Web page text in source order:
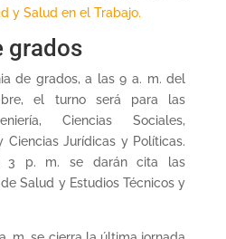
y Salud en el Trabajo.
grados
de grados, a las 9 a. m. del
el turno será para las
Ciencias Sociales,
Ciencias Jurídicas y Políticas.
3 p. m. se darán cita las
Salud y Estudios Técnicos y